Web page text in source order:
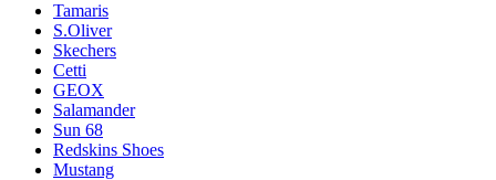
Tamaris
S.Oliver
Skechers
Cetti
GEOX
Salamander
Sun 68
Redskins Shoes
Mustang